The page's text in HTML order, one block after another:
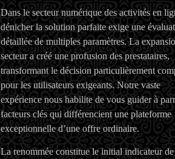
Dans le secteur numérique des activités en
dénicher la solution parfaite exige une
détaillée de multiples paramètres. La
secteur a créé une profusion des prestataires,
transformant le décision particulièrement
pour les utilisateurs exigeants. Notre vaste
expérience nous habilite de vous guider à
facteurs clés qui différencient une plateforme
exceptionnelle d’une offre ordinaire.
La renommée constitue le initial indicateur de